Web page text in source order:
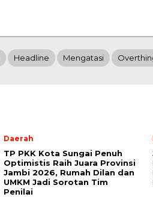
Headline Mengatasi
Daerah
TP PKK Kota Sungai Penuh
Optimistis Raih Juara Provinsi
Jambi 2026, Rumah Dilan dan
UMKM Jadi Sorotan Tim
Penilai